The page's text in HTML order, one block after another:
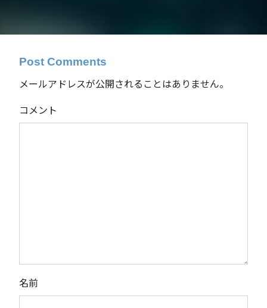
Post Comments
メールアドレスが公開されることはありません。
コメント
名前